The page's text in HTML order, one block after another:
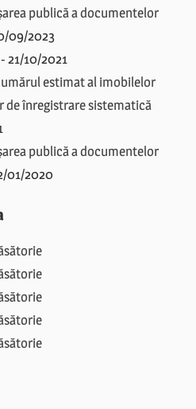
publică a documentelor
09/2023
-21/10/2021
estimat al imobilelor
de înregistrare sistematică
publică a documentelor
01/2020